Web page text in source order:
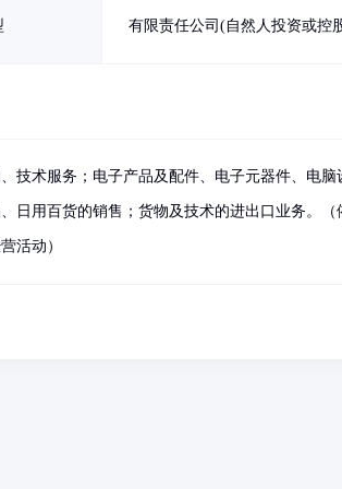
有限责任公司(自然人投资或控
技术服务；电子产品及配件、电子元器件、电脑
日用百货的销售；货物及技术的进出口业务。（
活动）